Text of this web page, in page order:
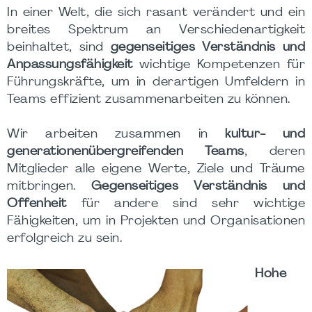
In einer Welt, die sich rasant verändert und ein
breites Spektrum an Verschiedenartigkeit
beinhaltet, sind gegenseitiges Verständnis und
Anpassungsfähigkeitwichtige Kompetenzen für
Führungskräfte, um in derartigen Umfeldern in
Teams effizient zusammenarbeiten zu können.
Wir arbeiten zusammen in kultur- und
generationenübergreifenden Teams, deren
Mitglieder alle eigene Werte, Ziele und Träume
mitbringen. Gegenseitiges Verständnis und
Offenheitfür andere sind sehr wichtige
Fähigkeiten, um in Projekten und Organisationen
erfolgreich zu sein.
Hohe